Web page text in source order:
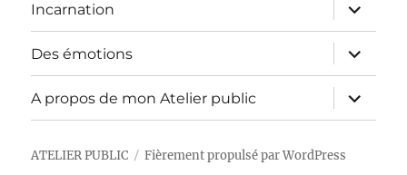
Incarnation
ouvrir
le
sous-
menu
Des émotions
ouvrir
le
sous-
menu
A propos de mon Atelier public
ouvrir
le
sous-
ATELIER PUBLIC Fièrement propulsé par WordPress